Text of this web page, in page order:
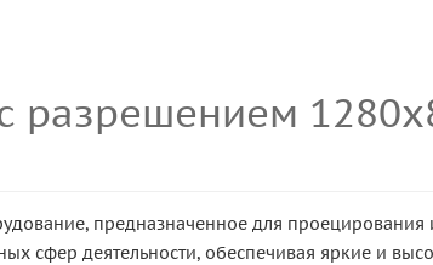
разрешением
предназначенное для
сфер деятельности, обеспечивая яркие и